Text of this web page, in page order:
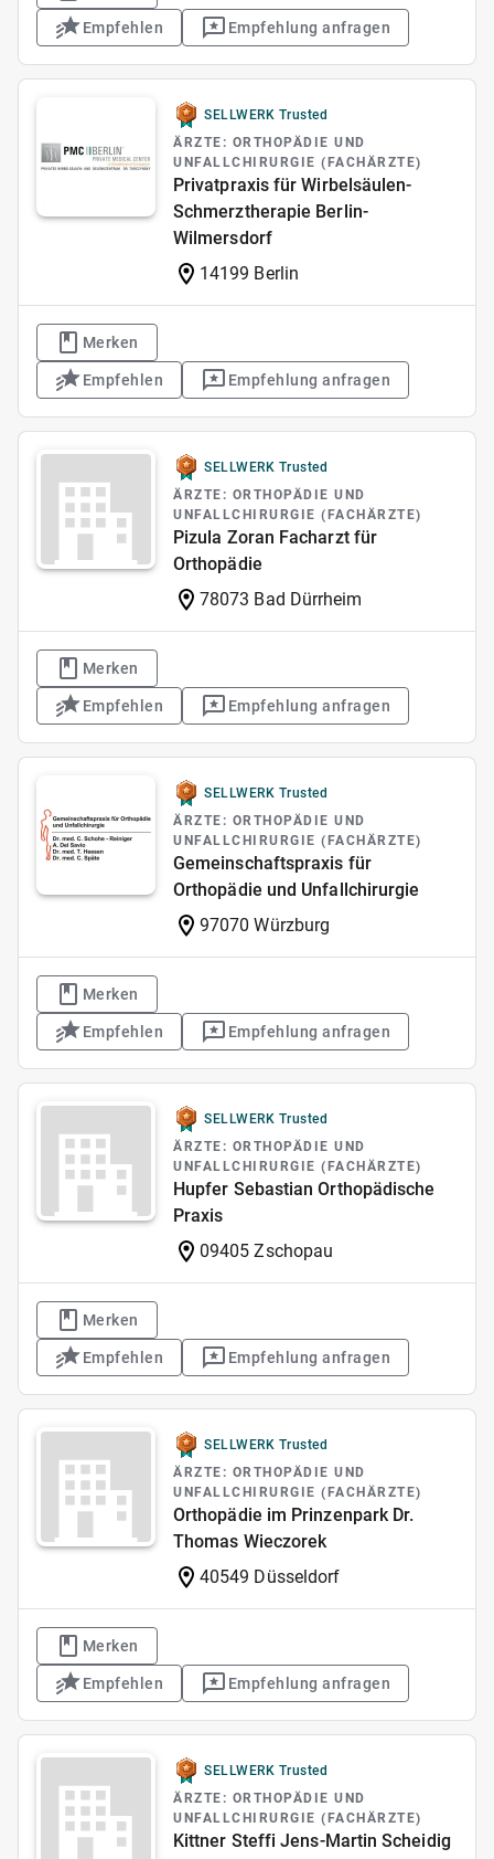
Empfehlen Empfehlung anfragen
SELLWERK Trusted
ÄRZTE: ORTHOPÄDIE UND
UNFALLCHIRURGIE (FACHÄRZTE)
Privatpraxis für Wirbelsäulen-
Schmerztherapie Berlin-
Wilmersdorf
14199 Berlin
Merken
Empfehlen Empfehlung anfragen
SELLWERK Trusted
ÄRZTE: ORTHOPÄDIE UND
UNFALLCHIRURGIE (FACHÄRZTE)
Pizula Zoran Facharzt für
Orthopädie
78073 Bad Dürrheim
Merken
Empfehlen Empfehlung anfragen
SELLWERK Trusted
ÄRZTE: ORTHOPÄDIE UND
UNFALLCHIRURGIE (FACHÄRZTE)
Gemeinschaftspraxis für
Orthopädie und Unfallchirurgie
97070 Würzburg
Merken
Empfehlen Empfehlung anfragen
SELLWERK Trusted
ÄRZTE: ORTHOPÄDIE UND
UNFALLCHIRURGIE (FACHÄRZTE)
Hupfer Sebastian Orthopädische
Praxis
09405 Zschopau
Merken
Empfehlen Empfehlung anfragen
SELLWERK Trusted
ÄRZTE: ORTHOPÄDIE UND
UNFALLCHIRURGIE (FACHÄRZTE)
Orthopädie im Prinzenpark Dr.
Thomas Wieczorek
40549 Düsseldorf
Merken
Empfehlen Empfehlung anfragen
SELLWERK Trusted
ÄRZTE: ORTHOPÄDIE UND
UNFALLCHIRURGIE (FACHÄRZTE)
Kittner Steffi Jens-Martin Scheidig